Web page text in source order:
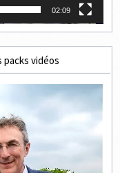
02:09
vidéos